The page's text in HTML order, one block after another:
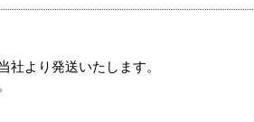
より発送いたします。